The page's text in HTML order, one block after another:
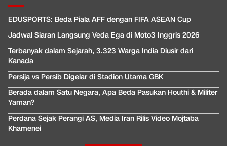
EDUSPORTS: Beda Piala AFF dengan FIFA ASEAN Cup
Jadwal Siaran Langsung Veda Ega di Moto3 Inggris 2026
Terbanyak dalam Sejarah, 3.323 Warga India Diusir dari
Kanada
Persija vs Persib Digelar di Stadion Utama GBK
Berada dalam Satu Negara, Apa Beda Pasukan Houthi & Militer
Yaman?
Perdana Sejak Perangi AS, Media Iran Rilis Video Mojtaba
Khamenei